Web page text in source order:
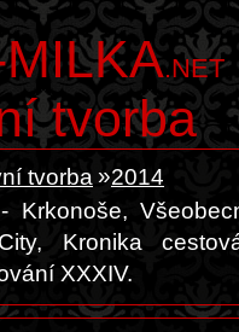
.NET
tvorba
tvorba
2014
Krkonoše,
Kronika
XXXIV.